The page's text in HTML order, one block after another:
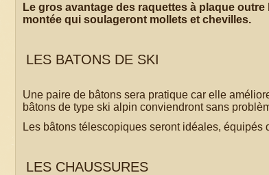
Le gros avantage des raquettes à plaque
montée qui soulageront mollets et chevilles.
LES BATONS DE SKI
Une paire de bâtons sera pratique car elle
bâtons de type ski alpin conviendront sans
Les bâtons télescopiques seront idéales,
LES CHAUSSURES